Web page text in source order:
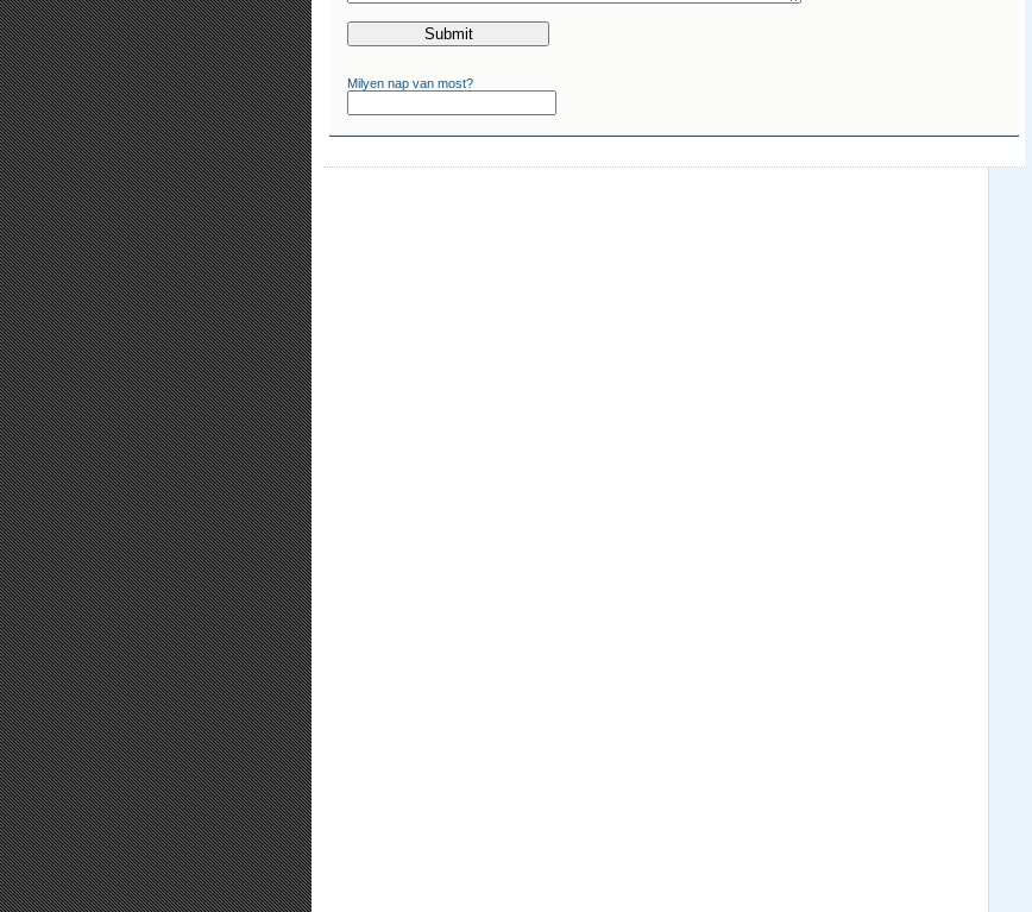
Milyen nap van most?